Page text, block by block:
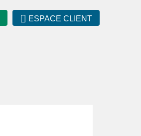
ESPACE CLIENT